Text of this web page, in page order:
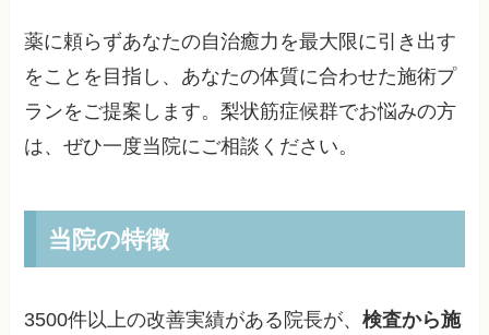
薬に頼らずあなたの自治癒力を最大限に引き出す
をことを目指し、あなたの体質に合わせた施術プ
ランをご提案します。梨状筋症候群でお悩みの方
は、ぜひ一度当院にご相談ください。
当院の特徴
3500件以上の改善実績がある院長が、検査から施